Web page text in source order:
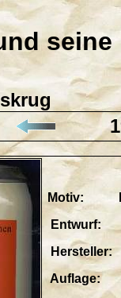
seine
Motiv:
Entwurf:
Auflage: